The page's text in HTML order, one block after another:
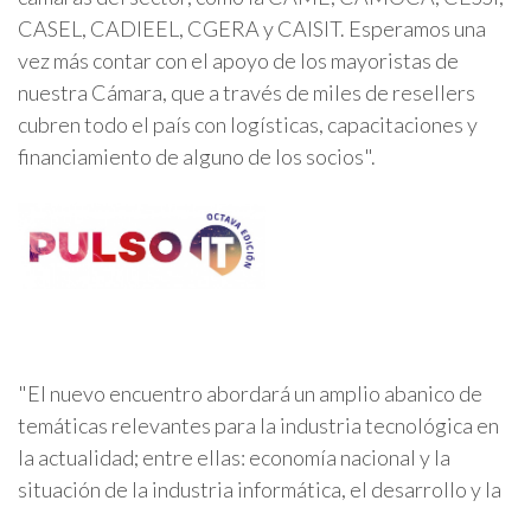
CASEL, CADIEEL, CGERA y CAISIT. Esperamos una
vez más contar con el apoyo de los mayoristas de
nuestra Cámara, que a través de miles de resellers
cubren todo el país con logísticas, capacitaciones y
financiamiento de alguno de los socios".
"El nuevo encuentro abordará un amplio abanico de
temáticas relevantes para la industria tecnológica en
la actualidad; entre ellas: economía nacional y la
situación de la industria informática, el desarrollo y la